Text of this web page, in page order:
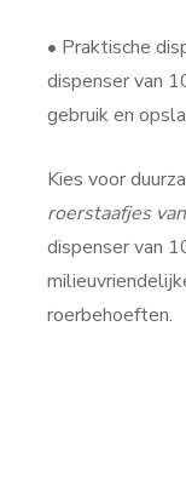
• Praktische
dispenser van
gebruik en
Kies voor
roerstaafjes
dispenser van
roerbehoeften.